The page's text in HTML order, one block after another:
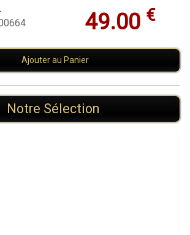
49.00 €
Ajouter au Panier
Notre Sélection